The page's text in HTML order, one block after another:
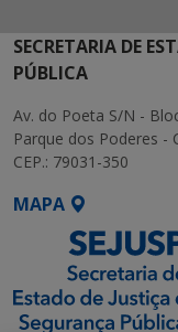
SECRETARIA DE
PÚBLICA
Av. do Poeta S/N -
Parque dos Poderes -
CEP.: 79031-350
MAPA